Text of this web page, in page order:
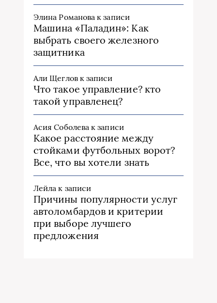
Элина Романова к записи
Машина «Паладин»: Как
выбрать своего железного
защитника
Али Щегловк записи
Что такое управление? кто
такой управленец?
Асия Соболева к записи
Какое расстояние между
стойками футбольных ворот?
Все, что вы хотели знать
Лейла к записи
Причины популярности услуг
автоломбардов и критерии
при выборе лучшего
предложения